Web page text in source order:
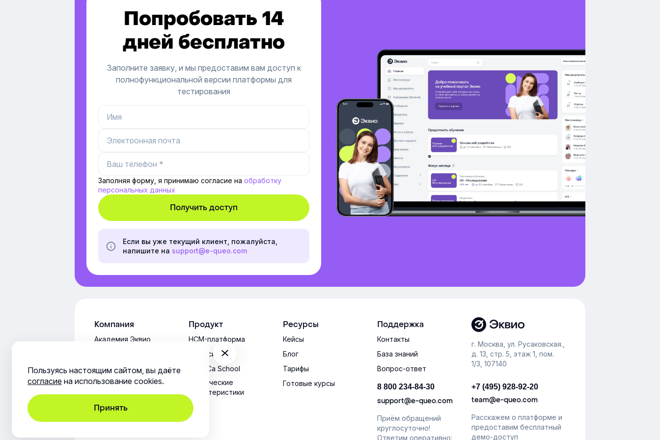
как развивать нужные компетенции
внутри компании.
Попробовать 14
дней бесплатно
Заполните заявку, и мы предоставим вам доступ к
полнофункциональной версии платформы для
тестирования
Заполняя форму, я принимаю согласие на обработку
персональных данных
Если вы уже текущий клиент, пожалуйста,
напишите на support@e-queo.com
г. Москва, ул. Русаковская.,
д. 13, стр. 5, этаж 1, пом.
1/3, 107140
+7 (495) 928-92-20
team@e-queo.com
Расскажем о платформе и
предоставим бесплатный
демо-доступ
Компания
Академия Эквио
Продукт
HCM-платформа
СДО-система
HoReCa School
Технические
характеристики
Ресурсы
Кейсы
Блог
Тарифы
Готовые курсы
Поддержка
Контакты
База знаний
Вопрос-ответ
8 800 234-84-30
support@e-queo.com
Приём обращений
круглосуточно!
Ответим оперативно:
Пользуясь настоящим сайтом, вы даёте
согласие на использование cookies.
Принять